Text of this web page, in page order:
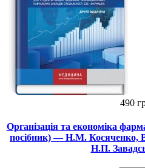
490
Організація та економіка
посібник) — Н.М. Косяченко,
Н.П.